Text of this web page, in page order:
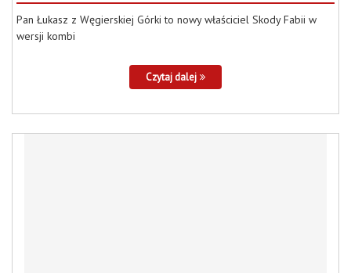
Pan Łukasz z Węgierskiej Górki to nowy właściciel Skody Fabii w
wersji kombi
Czytaj dalej